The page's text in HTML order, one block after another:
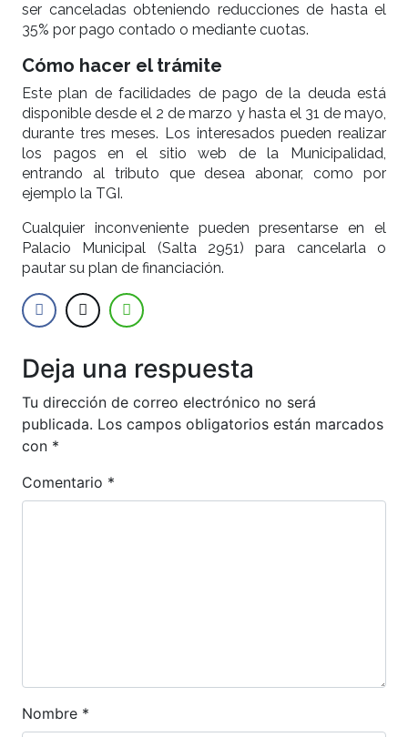
ser canceladas obteniendo reducciones de hasta el
35% por pago contado o mediante cuotas.
Cómo hacer el trámite
Este plan de facilidades de pago de la deuda está
disponible desde el 2 de marzo y hasta el 31 de mayo,
durante tres meses. Los interesados pueden realizar
los pagos en el sitio web de la Municipalidad,
entrando al tributo que desea abonar, como por
ejemplo la TGI.
Cualquier inconveniente pueden presentarse en el
Palacio Municipal (Salta 2951) para cancelarla o
pautar su plan de financiación.
Deja una respuesta
Tu dirección de correo electrónico no será
publicada. Los campos obligatorios están marcados
con *
Comentario *
Nombre *